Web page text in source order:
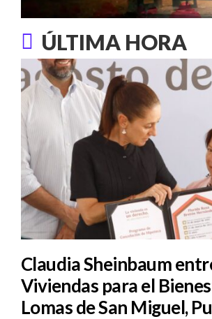
ÚLTIMA HORA
Claudia Sheinbaum
Viviendas para el
Lomas de San Miguel,